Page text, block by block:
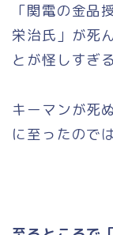
「関電の金品
栄治氏」が死
とが怪しすぎる
キーマンが死
に至ったので